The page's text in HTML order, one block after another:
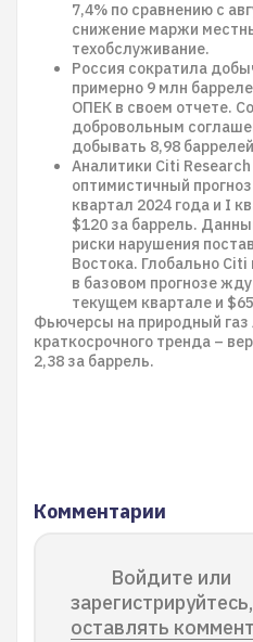
7,4% по сравнению с
снижение маржи
техобслуживание.
Россия сократила
примерно 9 млн
ОПЕК в своем отчете.
добровольным
добывать 8,98
Аналитики Citi
оптимистичный
квартал 2024 года и I
$120 за баррель.
риски нарушения
Востока. Глобально
в базовом прогнозе
текущем квартале и
Фьючерсы на природный газ
краткосрочного тренда –
2,38 за баррель.
Комментарии
Войдите или
оставлять